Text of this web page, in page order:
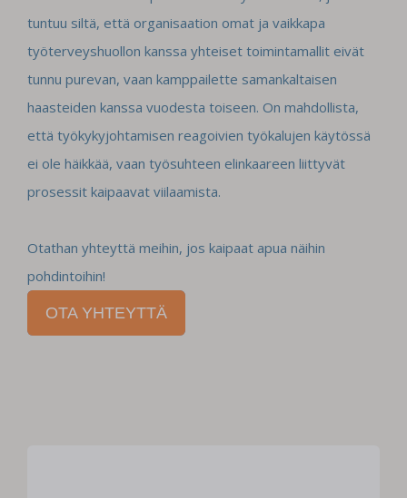
tuntuu siltä, että organisaation omat ja vaikkapa
työterveyshuollon kanssa yhteiset toimintamallit eivät
tunnu purevan, vaan kamppailette samankaltaisen
haasteiden kanssa vuodesta toiseen. On mahdollista,
että työkykyjohtamisen reagoivien työkalujen käytössä
ei ole häikkää, vaan työsuhteen elinkaareen liittyvät
prosessit kaipaavat viilaamista.
Otathan yhteyttä meihin, jos kaipaat apua näihin
pohdintoihin!
OTA YHTEYTTÄ